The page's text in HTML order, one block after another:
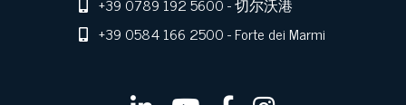
+39 0584 166 2500- Forte dei Marmi